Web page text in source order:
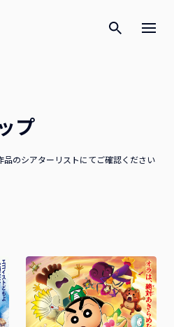
プ
のシアターリストにてご確認ください